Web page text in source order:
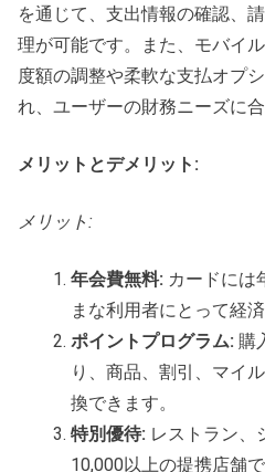
を通じて、支出情報の確認、
理が可能です。また、モバイ
度額の調整や柔軟な支払オプ
れ、ユーザーの財務ニーズに
メリットとデメリット:
メリット:
年会費無料: カードには
まな利用者にとって経
ポイントプログラム: 購
り、商品、割引、マイ
換できます。
特別優待: レストラン、
10,000以上の提携店舗